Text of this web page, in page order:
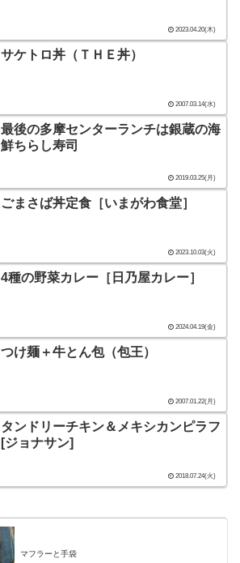
2023.04.20(木)
サケトロ丼（ＴＨＥ丼）
2007.03.14(水)
最後の多摩センターランチは銀蔵の海
鮮ちらし寿司
2019.03.25(月)
ごまさば丼定食［いまがわ食堂］
2023.10.03(火)
4種の野菜カレー［日乃屋カレー］
2024.04.19(金)
つけ麺＋牛とん包（包王）
2007.01.22(月)
タンドリーチキン＆メキシカンピラフ
[ジョナサン]
2018.07.24(火)
マフラーと手袋